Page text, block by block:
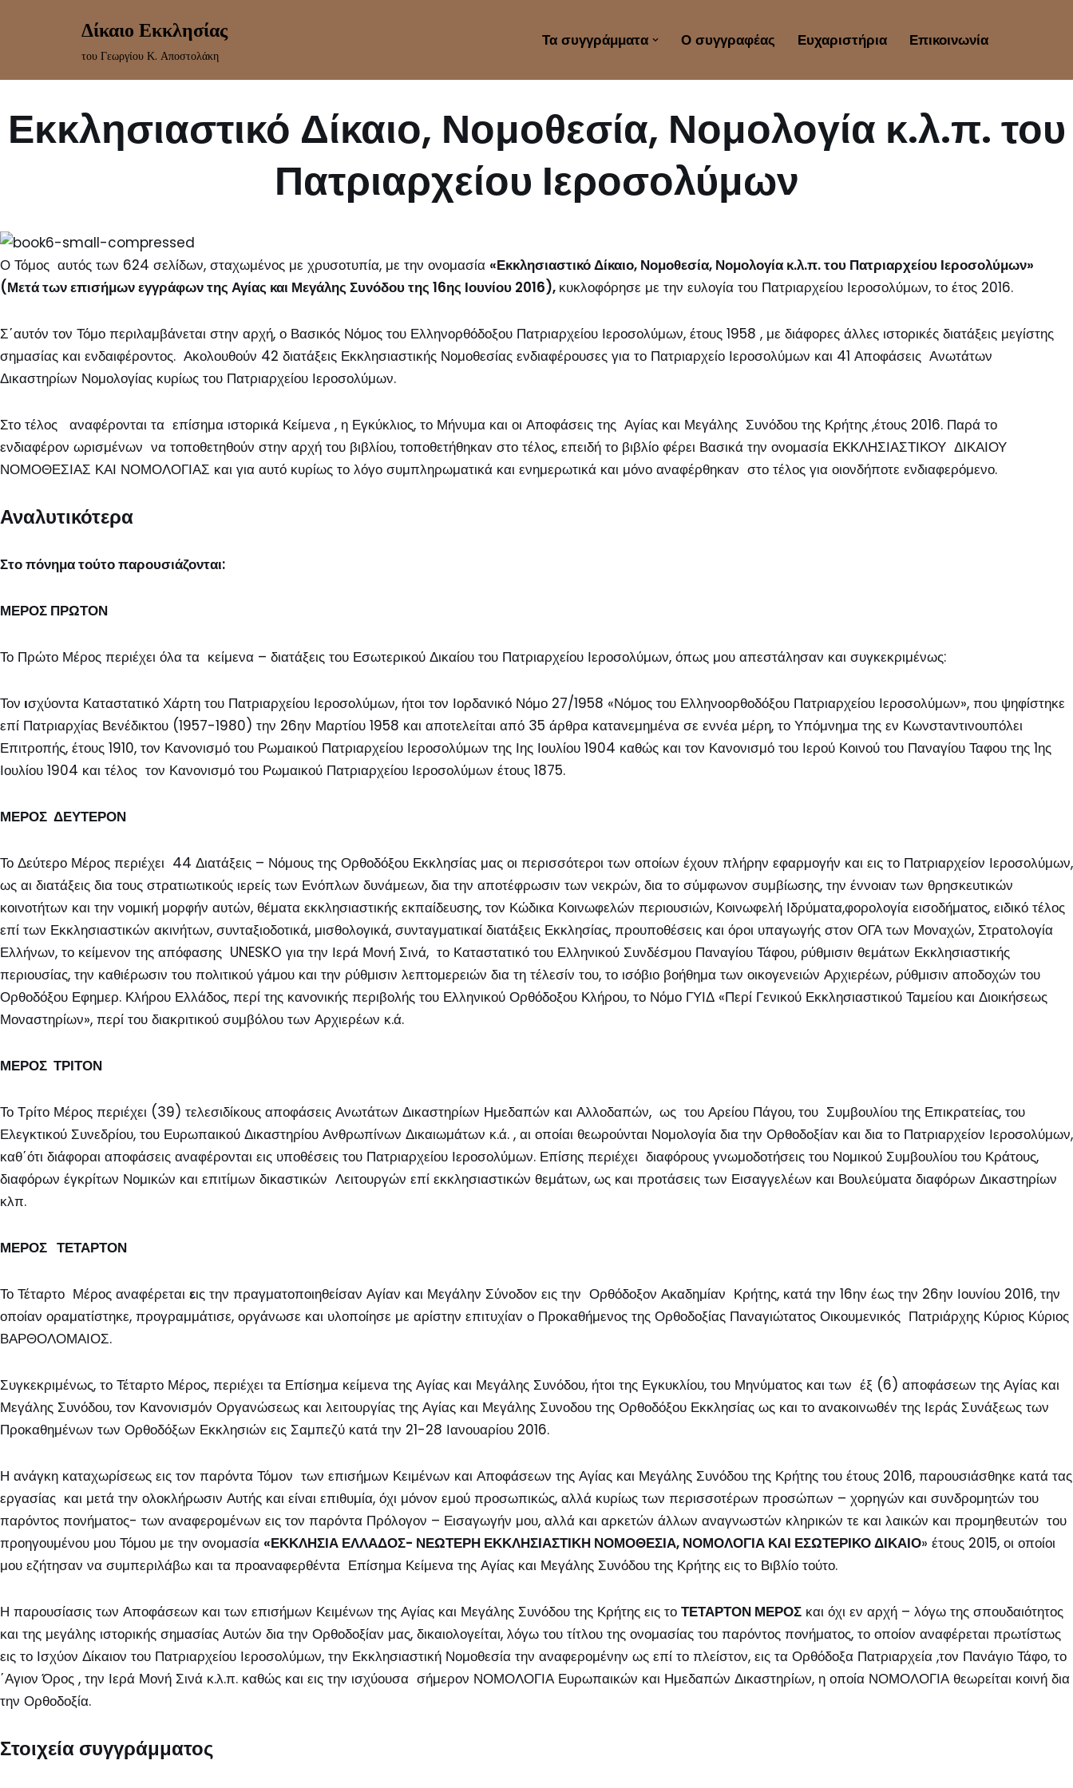
Δίκαιο Εκκλησίας
του Γεωργίου Κ. Αποστολάκη
Τα συγγράμματα Ο συγγραφέας Ευχαριστήρια Επικοινωνία
Εκκλησιαστικό Δίκαιο, Νομοθεσία, Νομολογία κ.λ.π. του
Πατριαρχείου Ιεροσολύμων
Ο Τόμος αυτός των 624 σελίδων, σταχωμένος με χρυσοτυπία, με την ονομασία «Εκκλησιαστικό Δίκαιο, Νομοθεσία, Νομολογία κ.λ.π. του Πατριαρχείου Ιεροσολύμων»
(Μετά των επισήμων εγγράφων της Αγίας και Μεγάλης Συνόδου της 16ης Ιουνίου 2016), κυκλοφόρησε με την ευλογία του Πατριαρχείου Ιεροσολύμων, το έτος 2016.
Σ΄αυτόν τον Τόμο περιλαμβάνεται στην αρχή, ο Βασικός Νόμος του Ελληνορθόδοξου Πατριαρχείου Ιεροσολύμων, έτους 1958 , με διάφορες άλλες ιστορικές διατάξεις μεγίστης
σημασίας και ενδαιφέροντος. Ακολουθούν 42 διατάξεις Εκκλησιαστικής Νομοθεσίας ενδιαφέρουσες για το Πατριαρχείο Ιεροσολύμων και 41 Αποφάσεις Ανωτάτων
Δικαστηρίων Νομολογίας κυρίως του Πατριαρχείου Ιεροσολύμων.
Στο τέλος αναφέρονται τα επίσημα ιστορικά Κείμενα , η Εγκύκλιος, το Μήνυμα και οι Αποφάσεις της Αγίας και Μεγάλης Συνόδου της Κρήτης ,έτους 2016. Παρά το
ενδιαφέρον ωρισμένων να τοποθετηθούν στην αρχή του βιβλίου, τοποθετήθηκαν στο τέλος, επειδή το βιβλίο φέρει Βασικά την ονομασία ΕΚΚΛΗΣΙΑΣΤΙΚΟΥ ΔΙΚΑΙΟΥ
ΝΟΜΟΘΕΣΙΑΣ ΚΑΙ ΝΟΜΟΛΟΓΙΑΣ και για αυτό κυρίως το λόγο συμπληρωματικά και ενημερωτικά και μόνο αναφέρθηκαν στο τέλος για οιονδήποτε ενδιαφερόμενο.
Αναλυτικότερα
Στο πόνημα τούτο παρουσιάζονται:
ΜΕΡΟΣ ΠΡΩΤΟΝ
Το Πρώτο Μέρος περιέχει όλα τα κείμενα – διατάξεις του Εσωτερικού Δικαίου του Πατριαρχείου Ιεροσολύμων, όπως μου απεστάλησαν και συγκεκριμένως:
Τον ισχύοντα Καταστατικό Χάρτη του Πατριαρχείου Ιεροσολύμων, ήτοι τον Ιορδανικό Νόμο 27/1958 «Νόμος του Ελληνοορθοδόξου Πατριαρχείου Ιεροσολύμων», που ψηφίστηκε
επί Πατριαρχίας Βενέδικτου (1957-1980) την 26ην Μαρτίου 1958 και αποτελείται από 35 άρθρα κατανεμημένα σε εννέα μέρη, το Υπόμνημα της εν Κωνσταντινουπόλει
Επιτροπής, έτους 1910, τον Κανονισμό του Ρωμαικού Πατριαρχείου Ιεροσολύμων της Ιης Ιουλίου 1904 καθώς και τον Κανονισμό του Ιερού Κοινού του Παναγίου Ταφου της 1ης
Ιουλίου 1904 και τέλος τον Κανονισμό του Ρωμαικού Πατριαρχείου Ιεροσολύμων έτους 1875.
ΜΕΡΟΣ ΔΕΥΤΕΡΟΝ
Το Δεύτερο Μέρος περιέχει 44 Διατάξεις – Νόμους της Ορθοδόξου Εκκλησίας μας οι περισσότεροι των οποίων έχουν πλήρην εφαρμογήν και εις το Πατριαρχείον Ιεροσολύμων,
ως αι διατάξεις δια τους στρατιωτικούς ιερείς των Ενόπλων δυνάμεων, δια την αποτέφρωσιν των νεκρών, δια το σύμφωνον συμβίωσης, την έννοιαν των θρησκευτικών
κοινοτήτων και την νομική μορφήν αυτών, θέματα εκκλησιαστικής εκπαίδευσης, τον Κώδικα Κοινωφελών περιουσιών, Κοινωφελή Ιδρύματα,φορολογία εισοδήματος, ειδικό τέλος
επί των Εκκλησιαστικών ακινήτων, συνταξιοδοτικά, μισθολογικά, συνταγματικαί διατάξεις Εκκλησίας, προυποθέσεις και όροι υπαγωγής στον ΟΓΑ των Μοναχών, Στρατολογία
Ελλήνων, το κείμενον της απόφασης UNESKO για την Ιερά Μονή Σινά, το Καταστατικό του Ελληνικού Συνδέσμου Παναγίου Τάφου, ρύθμισιν θεμάτων Εκκλησιαστικής
περιουσίας, την καθιέρωσιν του πολιτικού γάμου και την ρύθμισιν λεπτομερειών δια τη τέλεσίν του, το ισόβιο βοήθημα των οικογενειών Αρχιερέων, ρύθμισιν αποδοχών του
Ορθοδόξου Εφημερ. Κλήρου Ελλάδος, περί της κανονικής περιβολής του Ελληνικού Ορθόδοξου Κλήρου, το Νόμο ΓΥΙΔ «Περί Γενικού Εκκλησιαστικού Ταμείου και Διοικήσεως
Μοναστηρίων», περί του διακριτικού συμβόλου των Αρχιερέων κ.ά.
ΜΕΡΟΣ ΤΡΙΤΟΝ
Το Τρίτο Μέρος περιέχει (39) τελεσιδίκους αποφάσεις Ανωτάτων Δικαστηρίων Ημεδαπών και Αλλοδαπών, ως του Αρείου Πάγου, του Συμβουλίου της Επικρατείας, του
Ελεγκτικού Συνεδρίου, του Ευρωπαικού Δικαστηρίου Ανθρωπίνων Δικαιωμάτων κ.ά. , αι οποίαι θεωρούνται Νομολογία δια την Ορθοδοξίαν και δια το Πατριαρχείον Ιεροσολύμων,
καθ΄ότι διάφοραι αποφάσεις αναφέρονται εις υποθέσεις του Πατριαρχείου Ιεροσολύμων. Επίσης περιέχει διαφόρους γνωμοδοτήσεις του Νομικού Συμβουλίου του Κράτους,
διαφόρων έγκρίτων Νομικών και επιτίμων δικαστικών Λειτουργών επί εκκλησιαστικών θεμάτων, ως και προτάσεις των Εισαγγελέων και Βουλεύματα διαφόρων Δικαστηρίων
κλπ.
ΜΕΡΟΣ ΤΕΤΑΡΤΟΝ
Το Τέταρτο Μέρος αναφέρεται εις την πραγματοποιηθείσαν Αγίαν και Μεγάλην Σύνοδον εις την Ορθόδοξον Ακαδημίαν Κρήτης, κατά την 16ην έως την 26ην Ιουνίου 2016, την
οποίαν οραματίστηκε, προγραμμάτισε, οργάνωσε και υλοποίησε με αρίστην επιτυχίαν ο Προκαθήμενος της Ορθοδοξίας Παναγιώτατος Οικουμενικός Πατριάρχης Κύριος Κύριος
ΒΑΡΘΟΛΟΜΑΙΟΣ.
Συγκεκριμένως, το Τέταρτο Μέρος, περιέχει τα Επίσημα κείμενα της Αγίας και Μεγάλης Συνόδου, ήτοι της Εγκυκλίου, του Μηνύματος και των έξ (6) αποφάσεων της Αγίας και
Μεγάλης Συνόδου, τον Κανονισμόν Οργανώσεως και λειτουργίας της Αγίας και Μεγάλης Συνοδου της Ορθοδόξου Εκκλησίας ως και το ανακοινωθέν της Ιεράς Συνάξεως των
Προκαθημένων των Ορθοδόξων Εκκλησιών εις Σαμπεζύ κατά την 21-28 Ιανουαρίου 2016.
Η ανάγκη καταχωρίσεως εις τον παρόντα Τόμον των επισήμων Κειμένων και Αποφάσεων της Αγίας και Μεγάλης Συνόδου της Κρήτης του έτους 2016, παρουσιάσθηκε κατά τας
εργασίας και μετά την ολοκλήρωσιν Αυτής και είναι επιθυμία, όχι μόνον εμού προσωπικώς, αλλά κυρίως των περισσοτέρων προσώπων – χορηγών και συνδρομητών του
παρόντος πονήματος- των αναφερομένων εις τον παρόντα Πρόλογον – Εισαγωγήν μου, αλλά και αρκετών άλλων αναγνωστών κληρικών τε και λαικών και προμηθευτών του
προηγουμένου μου Τόμου με την ονομασία «ΕΚΚΛΗΣΙΑ ΕΛΛΑΔΟΣ- ΝΕΩΤΕΡΗ ΕΚΚΛΗΣΙΑΣΤΙΚΗ ΝΟΜΟΘΕΣΙΑ, ΝΟΜΟΛΟΓΙΑ ΚΑΙ ΕΣΩΤΕΡΙΚΟ ΔΙΚΑΙΟ» έτους 2015, οι οποίοι
μου εζήτησαν να συμπεριλάβω και τα προαναφερθέντα Επίσημα Κείμενα της Αγίας και Μεγάλης Συνόδου της Κρήτης εις το Βιβλίο τούτο.
Η παρουσίασις των Αποφάσεων και των επισήμων Κειμένων της Αγίας και Μεγάλης Συνόδου της Κρήτης εις το ΤΕΤΑΡΤΟΝ ΜΕΡΟΣ και όχι εν αρχή – λόγω της σπουδαιότητος
και της μεγάλης ιστορικής σημασίας Αυτών δια την Ορθοδοξίαν μας, δικαιολογείται, λόγω του τίτλου της ονομασίας του παρόντος πονήματος, το οποίον αναφέρεται πρωτίστως
εις το Ισχύον Δίκαιον του Πατριαρχείου Ιεροσολύμων, την Εκκλησιαστική Νομοθεσία την αναφερομένην ως επί το πλείστον, εις τα Ορθόδοξα Πατριαρχεία ,τον Πανάγιο Τάφο, το
΄Αγιον Όρος , την Ιερά Μονή Σινά κ.λ.π. καθώς και εις την ισχύουσα σήμερον ΝΟΜΟΛΟΓΙΑ Ευρωπαικών και Ημεδαπών Δικαστηρίων, η οποία ΝΟΜΟΛΟΓΙΑ θεωρείται κοινή δια
την Ορθοδοξία.
Στοιχεία συγγράμματος